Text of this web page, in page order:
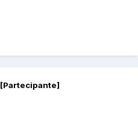
[Partecipante]